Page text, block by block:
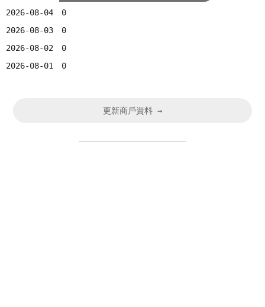
2026-08-04
0
2026-08-03
0
2026-08-02
0
2026-08-01
0
更新商戶資料 →